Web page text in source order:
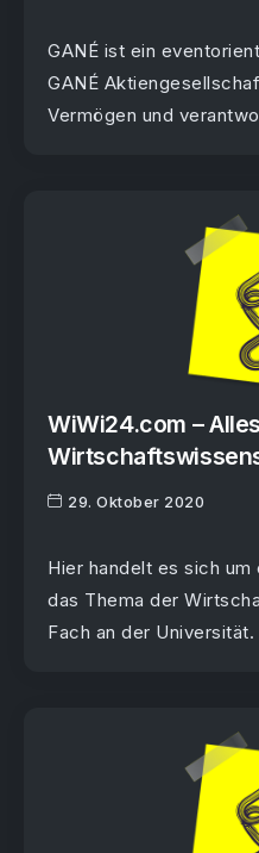
GANÉ ist ein
GANÉ
Vermögen und
WiWi24.com –
29. Oktober 2020
Hier handelt es sich
das Thema der
Fach an der Universität.